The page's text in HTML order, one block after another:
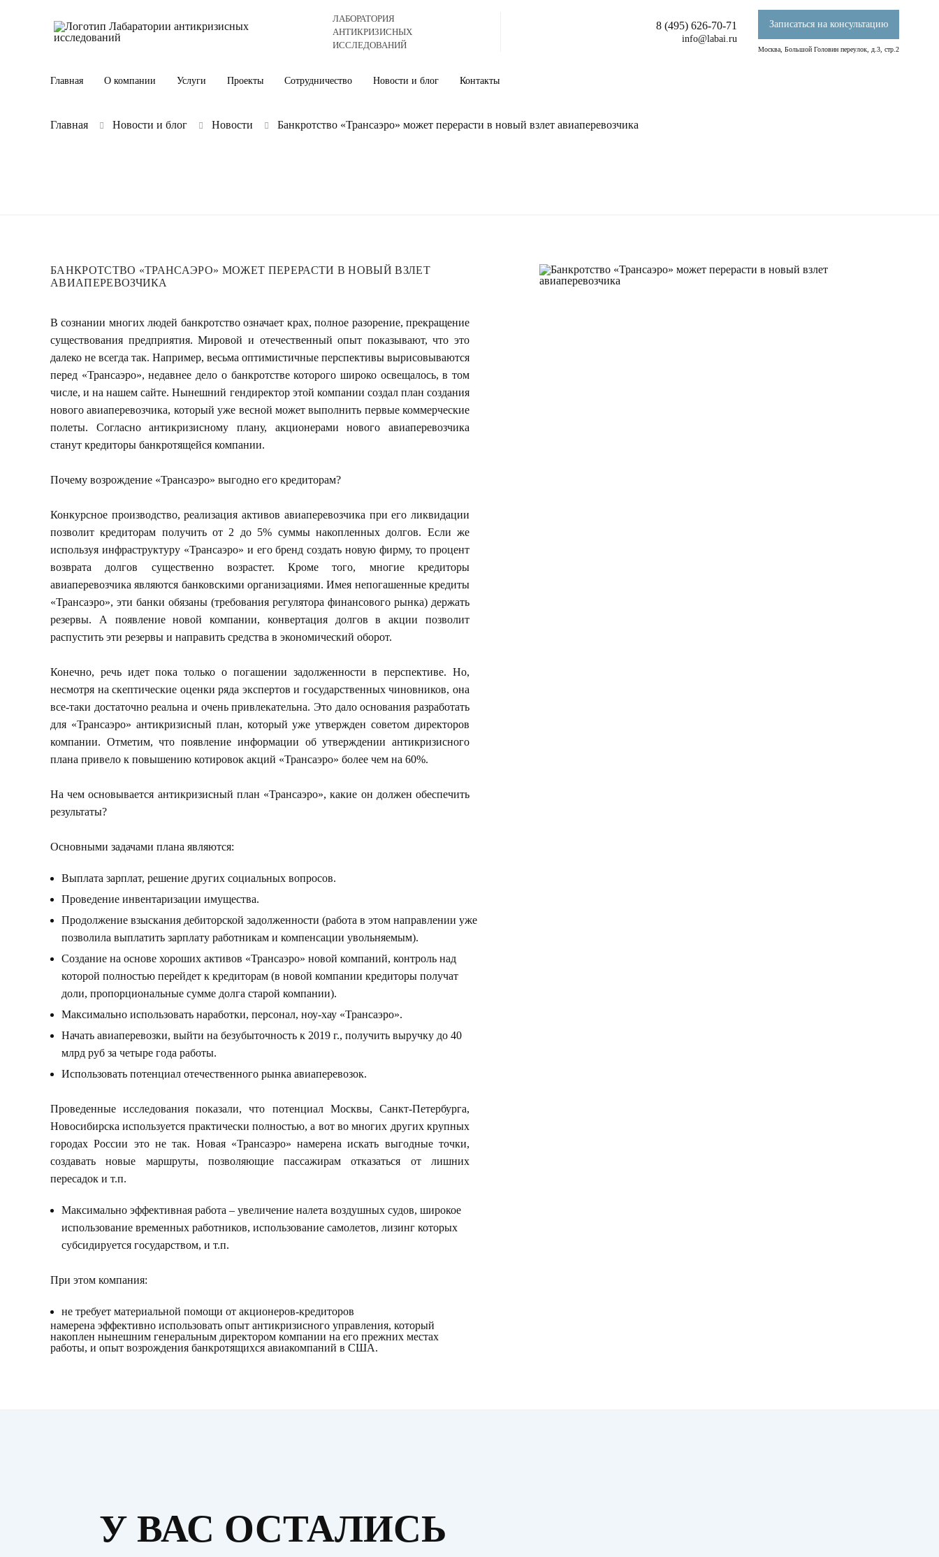
ЛАБОРАТОРИЯ
АНТИКРИЗИСНЫХ
ИССЛЕДОВАНИЙ
8 (495) 626-70-71
info@labai.ru
Записаться на консультацию
Москва, Большой Головин переулок, д.3, стр.2
Главная О компании Услуги Проекты Сотрудничество Новости и блог Контакты
Главная Новости и блог Новости Банкротство «Трансаэро» может перерасти в новый взлет авиаперевозчика
БАНКРОТСТВО «ТРАНСАЭРО» МОЖЕТ ПЕРЕРАСТИ В НОВЫЙ ВЗЛЕТ
АВИАПЕРЕВОЗЧИКА
В сознании многих людей банкротство означает крах, полное разорение, прекращение
существования предприятия. Мировой и отечественный опыт показывают, что это
далеко не всегда так. Например, весьма оптимистичные перспективы вырисовываются
перед «Трансаэро», недавнее дело о банкротстве которого широко освещалось, в том
числе, и на нашем сайте. Нынешний гендиректор этой компании создал план создания
нового авиаперевозчика, который уже весной может выполнить первые коммерческие
полеты. Согласно антикризисному плану, акционерами нового авиаперевозчика
станут кредиторы банкротящейся компании.
Почему возрождение «Трансаэро» выгодно его кредиторам?
Конкурсное производство, реализация активов авиаперевозчика при его ликвидации
позволит кредиторам получить от 2 до 5% суммы накопленных долгов. Если же
используя инфраструктуру «Трансаэро» и его бренд создать новую фирму, то процент
возврата долгов существенно возрастет. Кроме того, многие кредиторы
авиаперевозчика являются банковскими организациями. Имея непогашенные кредиты
«Трансаэро», эти банки обязаны (требования регулятора финансового рынка) держать
резервы. А появление новой компании, конвертация долгов в акции позволит
распустить эти резервы и направить средства в экономический оборот.
Конечно, речь идет пока только о погашении задолженности в перспективе. Но,
несмотря на скептические оценки ряда экспертов и государственных чиновников, она
все-таки достаточно реальна и очень привлекательна. Это дало основания разработать
для «Трансаэро» антикризисный план, который уже утвержден советом директоров
компании. Отметим, что появление информации об утверждении антикризисного
плана привело к повышению котировок акций «Трансаэро» более чем на 60%.
На чем основывается антикризисный план «Трансаэро», какие он должен обеспечить
результаты?
Основными задачами плана являются:
Выплата зарплат, решение других социальных вопросов.
Проведение инвентаризации имущества.
Продолжение взыскания дебиторской задолженности (работа в этом направлении уже
позволила выплатить зарплату работникам и компенсации увольняемым).
Создание на основе хороших активов «Трансаэро» новой компаний, контроль над
которой полностью перейдет к кредиторам (в новой компании кредиторы получат
доли, пропорциональные сумме долга старой компании).
Максимально использовать наработки, персонал, ноу-хау «Трансаэро».
Начать авиаперевозки, выйти на безубыточность к 2019 г., получить выручку до 40
млрд руб за четыре года работы.
Использовать потенциал отечественного рынка авиаперевозок.
Проведенные исследования показали, что потенциал Москвы, Санкт-Петербурга,
Новосибирска используется практически полностью, а вот во многих других крупных
городах России это не так. Новая «Трансаэро» намерена искать выгодные точки,
создавать новые маршруты, позволяющие пассажирам отказаться от лишних
пересадок и т.п.
Максимально эффективная работа – увеличение налета воздушных судов, широкое
использование временных работников, использование самолетов, лизинг которых
субсидируется государством, и т.п.
При этом компания:
не требует материальной помощи от акционеров-кредиторов
намерена эффективно использовать опыт антикризисного управления, который
накоплен нынешним генеральным директором компании на его прежних местах
работы, и опыт возрождения банкротящихся авиакомпаний в США.
У ВАС ОСТАЛИСЬ